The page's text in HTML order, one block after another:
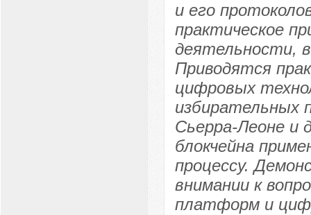
и его
практическое
деятельности,
Приводятся
цифровых
избирательных
Сьерра-Леоне и
блокчейна
процессу.
внимании к
платформ и